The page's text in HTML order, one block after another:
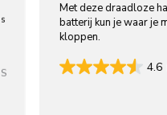
Met deze draadloze
batterij kun je waar je
kloppen.
4.6